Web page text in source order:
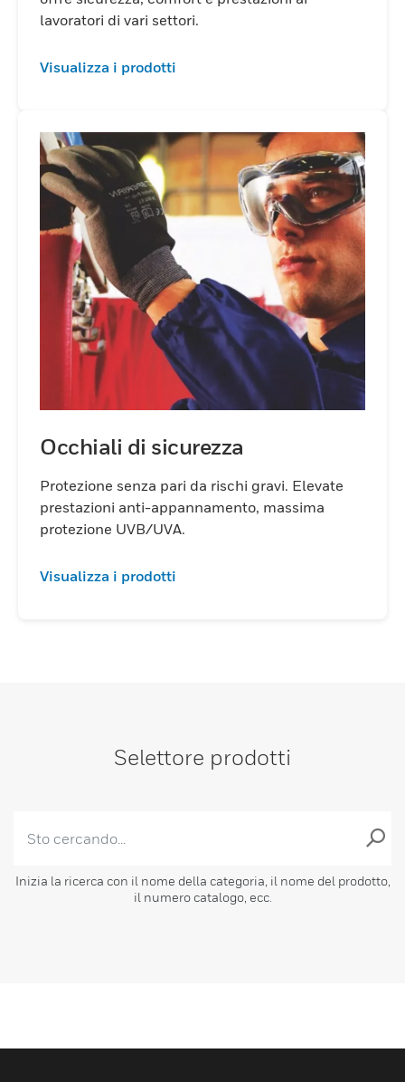
lavoratori di vari settori.
Visualizza i prodotti
Occhiali di sicurezza
Protezione senza pari da rischi gravi. Elevate
prestazioni anti-appannamento, massima
protezione UVB/UVA.
Visualizza i prodotti
Selettore prodotti
Inizia la ricerca con il nome della categoria, il nome del prodotto,
il numero catalogo, ecc.